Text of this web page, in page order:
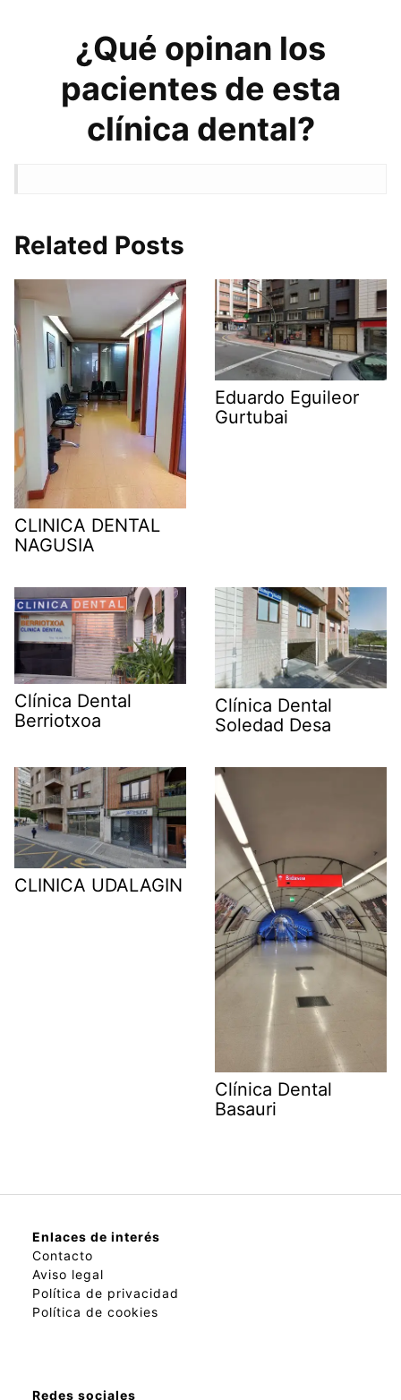
¿Qué opinan los
pacientes de esta
clínica dental?
Related Posts
CLINICA DENTAL
NAGUSIA
Eduardo Eguileor
Gurtubai
Clínica Dental
Berriotxoa
Clínica Dental
Soledad Desa
CLINICA UDALAGIN
Clínica Dental
Basauri
Enlaces de interés
Contacto
Aviso legal
Política de privacidad
Política de cookies
Redes sociales